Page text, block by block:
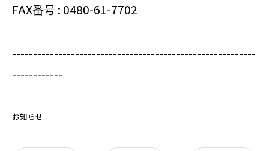
FAX番号 : 0480-61-7702
----------------------------------------------------------
------------
お知らせ